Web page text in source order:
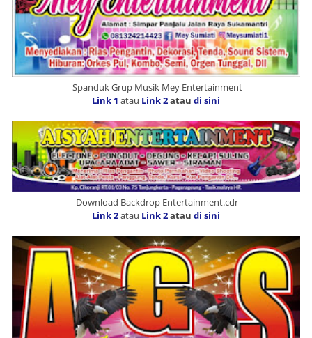
Spanduk Grup Musik Mey Entertainment
Link 1 atau Link 2atau di sini
Download Backdrop Entertainment.cdr
Link 2atau Link 2atau di sini